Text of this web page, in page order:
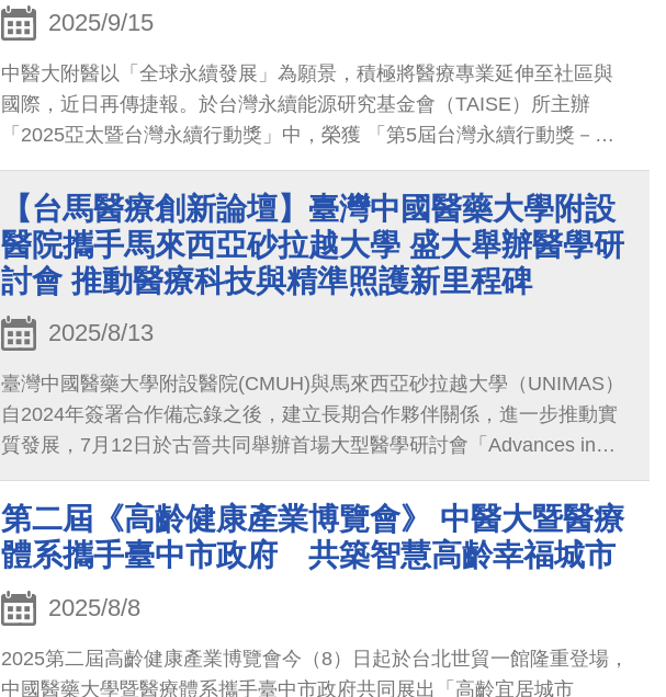
2025/9/15
中醫大附醫以「全球永續發展」為願景，積極將醫療專業延伸至社區與
國際，近日再傳捷報。於台灣永續能源研究基金會（TAISE）所主辦
「2025亞太暨台灣永續行動獎」中，榮獲 「第5屆台灣永續行動獎－銀
獎」 與 「第4屆亞太永續行動獎－銅獎」，展現台灣醫療推動永續發展
的國際影響力。
【台馬醫療創新論壇】臺灣中國醫藥大學附設
醫院攜手馬來西亞砂拉越大學 盛大舉辦醫學研
討會 推動醫療科技與精準照護新里程碑
2025/8/13
臺灣中國醫藥大學附設醫院(CMUH)與馬來西亞砂拉越大學（UNIMAS）
自2024年簽署合作備忘錄之後，建立長期合作夥伴關係，進一步推動實
質發展，7月12日於古晉共同舉辦首場大型醫學研討會「Advances in
Medical Technology and Patient Care Symposium」，聚焦肥胖治療、
癌症質子治療、醫療人工智慧、帕金森症新療法及心房顫動治療等精准
尖端技術。中醫大附醫國際醫療中心黃致錕院長在開幕致詞中表示，此
次會議不僅展現臺灣在精准醫療與創新科技的成果，也開啟台馬醫療合
作的新篇章，期盼雙方持續深化交流、共同造福民眾健康。
第二屆《高齡健康產業博覽會》 中醫大暨醫療
體系攜手臺中市政府 共築智慧高齡幸福城市
2025/8/8
2025第二屆高齡健康產業博覽會今（8）日起於台北世貿一館隆重登場，
中國醫藥大學暨醫療體系攜手臺中市政府共同展出「高齡宜居城市